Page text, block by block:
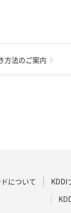
方法のご案内
について KDDI